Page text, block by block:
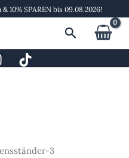
10% SPAREN bis 09.08.2026!
Suchen
3